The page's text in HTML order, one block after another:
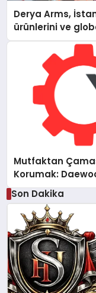
Derya Arms,
ürünlerini ve
Mutfaktan
Korumak:
Destek Deneyimi
Son Dakika